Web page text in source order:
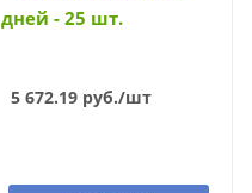
дней - 25 шт.
5 672.19руб./шт